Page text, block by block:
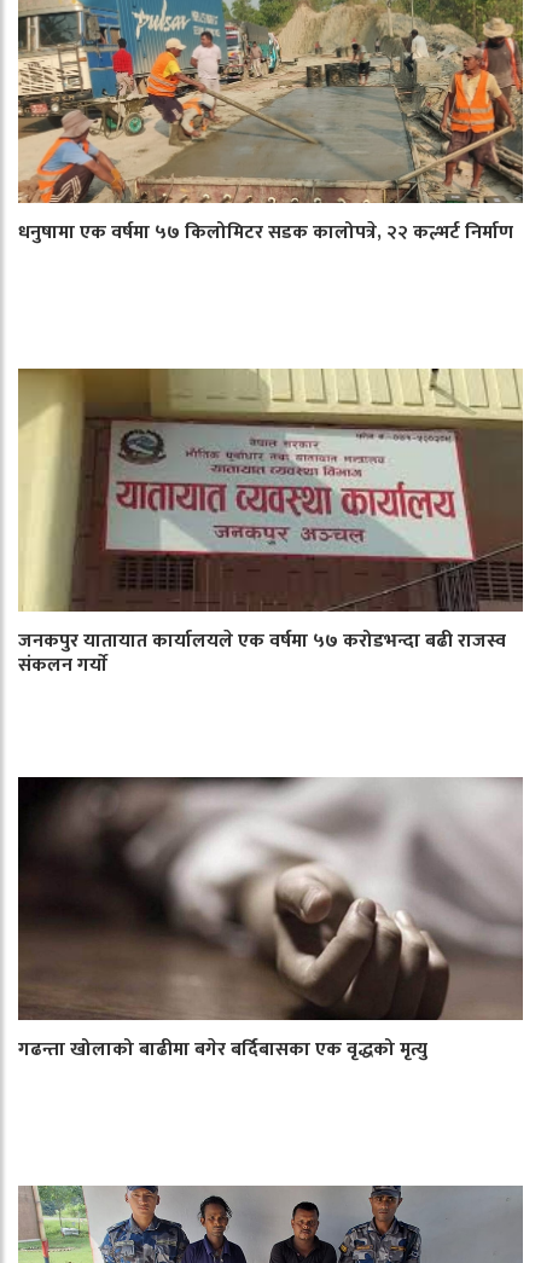
धनुषामा एक वर्षमा ५७ किलोमिटर सडक कालोपत्रे, २२ कल्भर्ट निर्माण
जनकपुर यातायात कार्यालयले एक वर्षमा ५७ करोडभन्दा बढी राजस्व
संकलन गर्याे
गढन्ता खोलाको बाढीमा बगेर बर्दिबासका एक वृद्धको मृत्यु